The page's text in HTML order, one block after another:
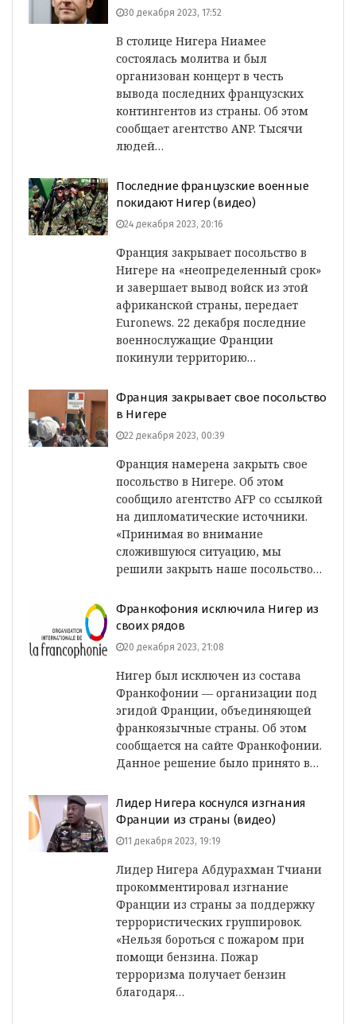
30 декабря 2023, 17:52
В столице Нигера Ниамее
состоялась молитва и был
организован концерт в честь
вывода последних французских
контингентов из страны. Об этом
сообщает агентство ANP. Тысячи
людей…
Последние французские военные
покидают Нигер (видео)
24 декабря 2023, 20:16
Франция закрывает посольство в
Нигере на «неопределенный срок»
и завершает вывод войск из этой
африканской страны, передает
Euronews. 22 декабря последние
военнослужащие Франции
покинули территорию…
Франция закрывает свое посольство
в Нигере
22 декабря 2023, 00:39
Франция намерена закрыть свое
посольство в Нигере. Об этом
сообщило агентство AFP со ссылкой
на дипломатические источники.
«Принимая во внимание
сложившуюся ситуацию, мы
решили закрыть наше посольство…
Франкофония исключила Нигер из
своих рядов
20 декабря 2023, 21:08
Нигер был исключен из состава
Франкофонии — организации под
эгидой Франции, объединяющей
франкоязычные страны. Об этом
сообщается на сайте Франкофонии.
Данное решение было принято в…
Лидер Нигера коснулся изгнания
Франции из страны (видео)
11 декабря 2023, 19:19
Лидер Нигера Абдурахман Тчиани
прокомментировал изгнание
Франции из страны за поддержку
террористических группировок.
«Нельзя бороться с пожаром при
помощи бензина. Пожар
терроризма получает бензин
благодаря…